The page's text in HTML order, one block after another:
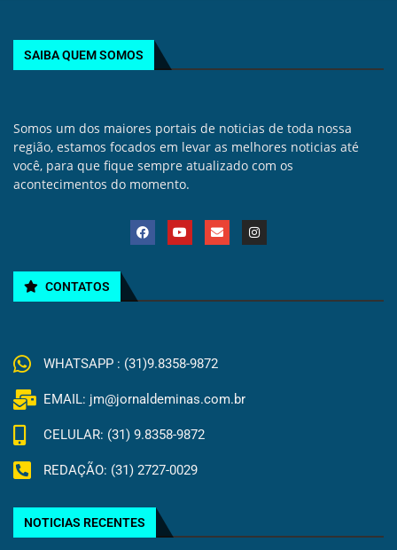
SAIBA QUEM SOMOS
Somos um dos maiores portais de noticias de toda nossa
região, estamos focados em levar as melhores noticias até
você, para que fique sempre atualizado com os
acontecimentos do momento.
CONTATOS
WHATSAPP : (31)9.8358-9872
EMAIL: jm@jornaldeminas.com.br
CELULAR: (31) 9.8358-9872
REDAÇÃO: (31) 2727-0029
NOTICIAS RECENTES